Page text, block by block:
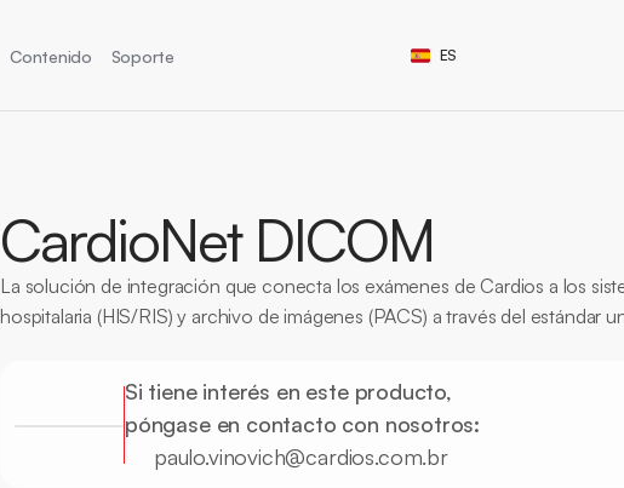
Contenido Soporte ES
CardioNet DICOM
La solución de integración que conecta los exámenes de Cardios a los
hospitalaria (HIS/RIS) y archivo de imágenes (PACS) a través del estándar
Si tiene interés en este producto,
póngase en contacto con nosotros:
paulo.vinovich@cardios.com.br